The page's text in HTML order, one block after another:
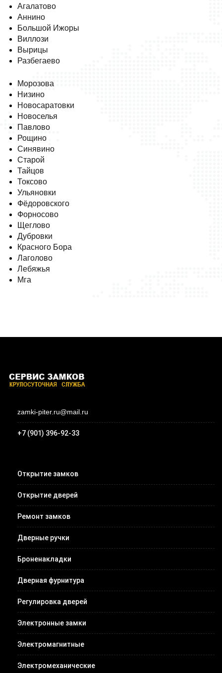
Агалатово
Аннино
Большой Ижоры
Виллози
Вырицы
Разбегаево
Морозова
Низино
Новосаратовки
Новоселья
Павлово
Рощино
Синявино
Старой
Тайцов
Токсово
Ульяновки
Фёдоровского
Форносово
Щеглово
Дубровки
Красного Бора
Лаголово
Лебяжья
Мга
zamki-piter.ru@mail.ru
+7 (901) 396-92-33
Открытие замков
Открытие дверей
Ремонт замков
Дверные ручки
Броненакладки
Дверная фурнитура
Регулировка дверей
Электронные замки
Электромагнитные
Электромеханические